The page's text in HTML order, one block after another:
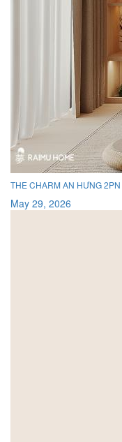
THE CHARM AN HƯNG
May 29, 2026